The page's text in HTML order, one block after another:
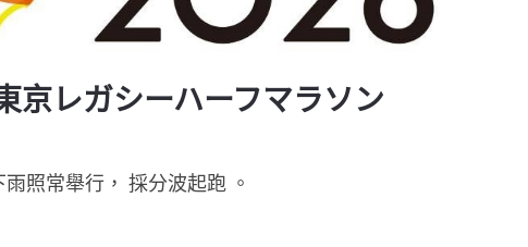
京レガシーハーフマラソン
照常舉行， 採分波起跑 。